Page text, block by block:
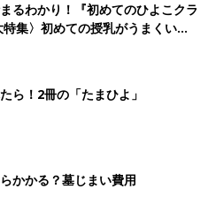
るわかり！『初めてのひよこクラ
集〉初めての授乳がうまくい
クの基本と夏のトラブル 解決テ
ら！2冊の「たまひよ」
かかる？墓じまい費用